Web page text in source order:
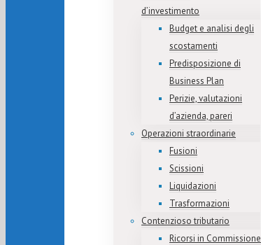
d’investimento
Budget e analisi degli
scostamenti
Predisposizione di
Business Plan
Perizie, valutazioni
d’azienda, pareri
Operazioni straordinarie
Fusioni
Scissioni
Liquidazioni
Trasformazioni
Contenzioso tributario
Ricorsi in Commissione